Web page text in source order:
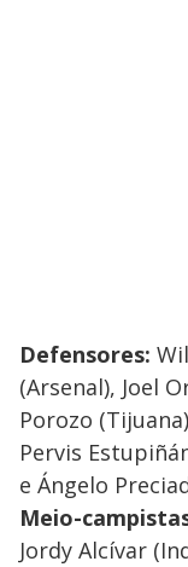
Defensores:
(Arsenal), Joel
Porozo
Pervis
e Ángelo
Meio-
Jordy Alcívar